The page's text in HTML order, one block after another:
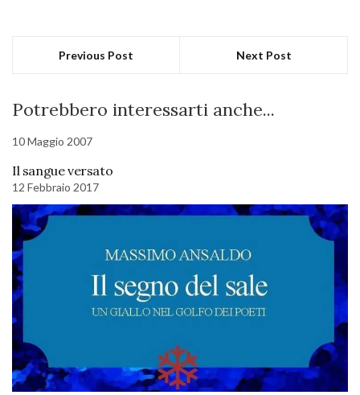
Previous Post Next Post
Potrebbero interessarti anche...
10 Maggio 2007
Il sangue versato
12 Febbraio 2017